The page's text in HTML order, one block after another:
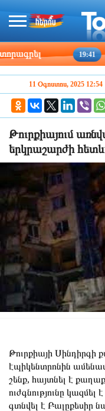
19:41
11 Օգոստոս, 2025 12:54
Թուրքիայում
երկրաշարժի
Թուրքիայի Սինդիրգի
էպիկենտրոնին
շենք, հայտնել է
ուժգնությունը
գտնվել է Բալըքեսիր